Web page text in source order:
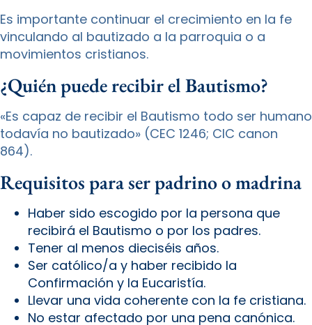
Es importante continuar el crecimiento en la fe
vinculando al bautizado a la parroquia o a
movimientos cristianos.
¿Quién puede recibir el Bautismo?
«Es capaz de recibir el Bautismo todo ser humano
todavía no bautizado» (CEC 1246; CIC canon
864).
Requisitos para ser padrino o madrina
Haber sido escogido por la persona que
recibirá el Bautismo o por los padres.
Tener al menos dieciséis años.
Ser católico/a y haber recibido la
Confirmación y la Eucaristía.
Llevar una vida coherente con la fe cristiana.
No estar afectado por una pena canónica.